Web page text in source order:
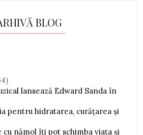
BLOG
lansează Edward Sanda în
pentru hidratarea, curățarea și
nămol îți pot schimba viața și